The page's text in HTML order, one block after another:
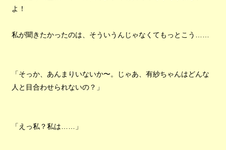
よ！
私が聞きたかったのは、そういうんじゃなくてもっとこう……
「そっか、あんまりいないか〜。じゃあ、有紗ちゃんはどんな
人と目合わせられないの？」
「えっ私？私は……」